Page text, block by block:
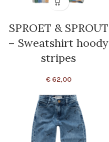
SPROET & SPROUT
– Sweatshirt hoody
stripes
€62,00